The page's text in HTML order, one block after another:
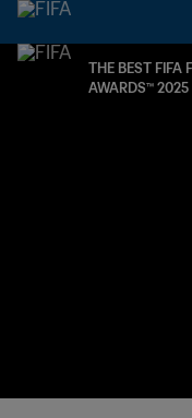
THE BEST FIFA
AWARDS™ 2025